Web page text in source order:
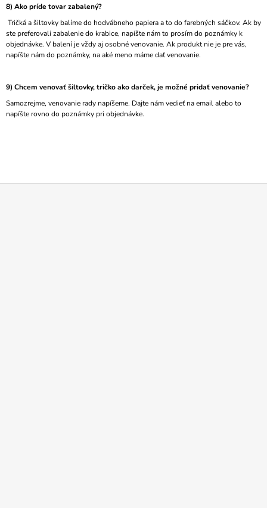
8) Ako príde tovar zabalený?
Tričká a šiltovky balíme do hodvábneho papiera a to do farebných sáčkov. Ak by
ste preferovali zabalenie do krabice, napíšte nám to prosím do poznámky k
objednávke. V balení je vždy aj osobné venovanie. Ak produkt nie je pre vás,
napíšte nám do poznámky, na aké meno máme dať venovanie.
9) Chcem venovať šiltovky, tričko ako darček, je možné pridať venovanie?
Samozrejme, venovanie rady napíšeme. Dajte nám vedieť na email alebo to
napíšte rovno do poznámky pri objednávke.